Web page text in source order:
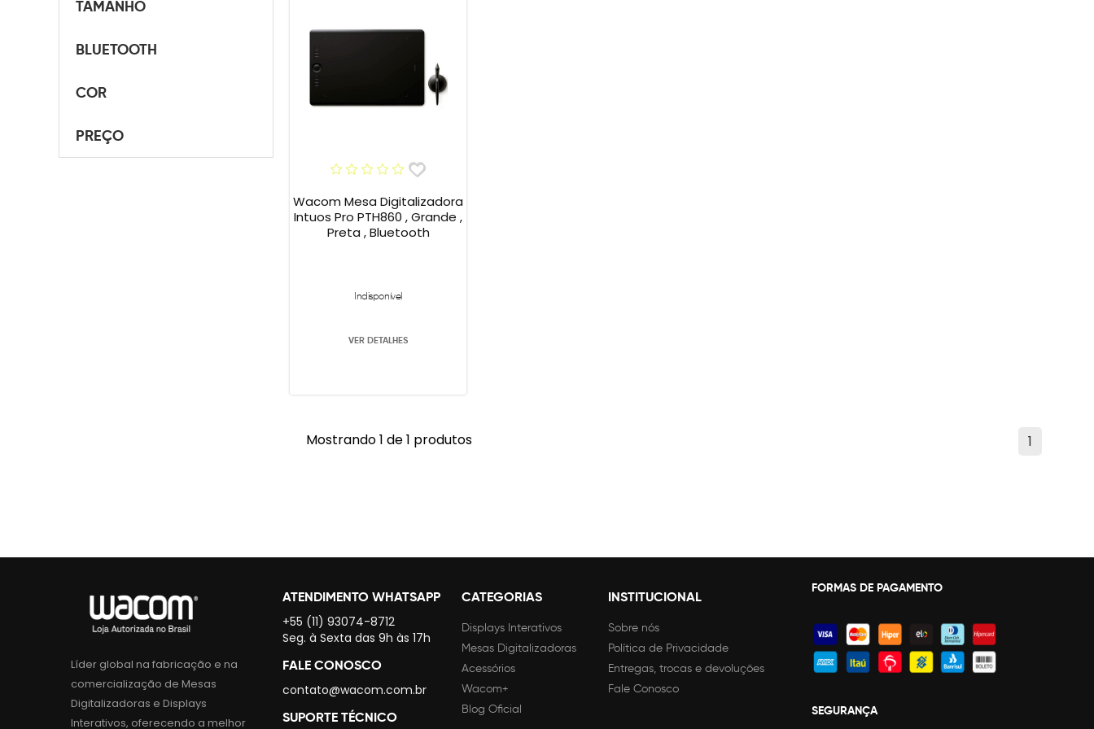
TAMANHO
BLUETOOTH
COR
PREÇO
Wacom Mesa Digitalizadora
Intuos Pro PTH860 , Grande ,
Preta , Bluetooth
Indisponível
VER DETALHES
1
Mostrando 1 de 1 produtos
Líder global na fabricação e na
comercialização de Mesas
Digitalizadoras e Displays
Interativos, oferecendo a melhor
ATENDIMENTO WHATSAPP
+55 (11) 93074-8712
Seg. à Sexta das 9h às 17h
FALE CONOSCO
contato@wacom.com.br
SUPORTE TÉCNICO
CATEGORIAS
Displays Interativos
Mesas Digitalizadoras
Acessórios
Wacom+
Blog Oficial
INSTITUCIONAL
Sobre nós
Política de Privacidade
Entregas, trocas e devoluções
Fale Conosco
FORMAS DE PAGAMENTO
SEGURANÇA